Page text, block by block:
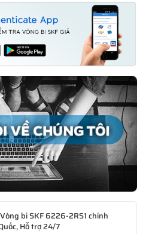
bi SKF 6226-2RS1 chính
Hỗ trợ 24/7